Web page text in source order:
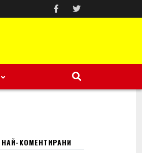
НАЙ-КОМЕНТИРАНИ